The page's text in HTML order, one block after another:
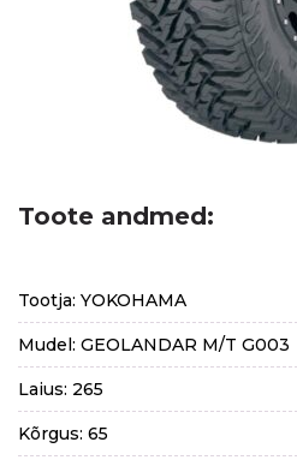
Toote andmed:
Tootja: YOKOHAMA
Mudel: GEOLANDAR M/T G003
Laius: 265
Kõrgus: 65